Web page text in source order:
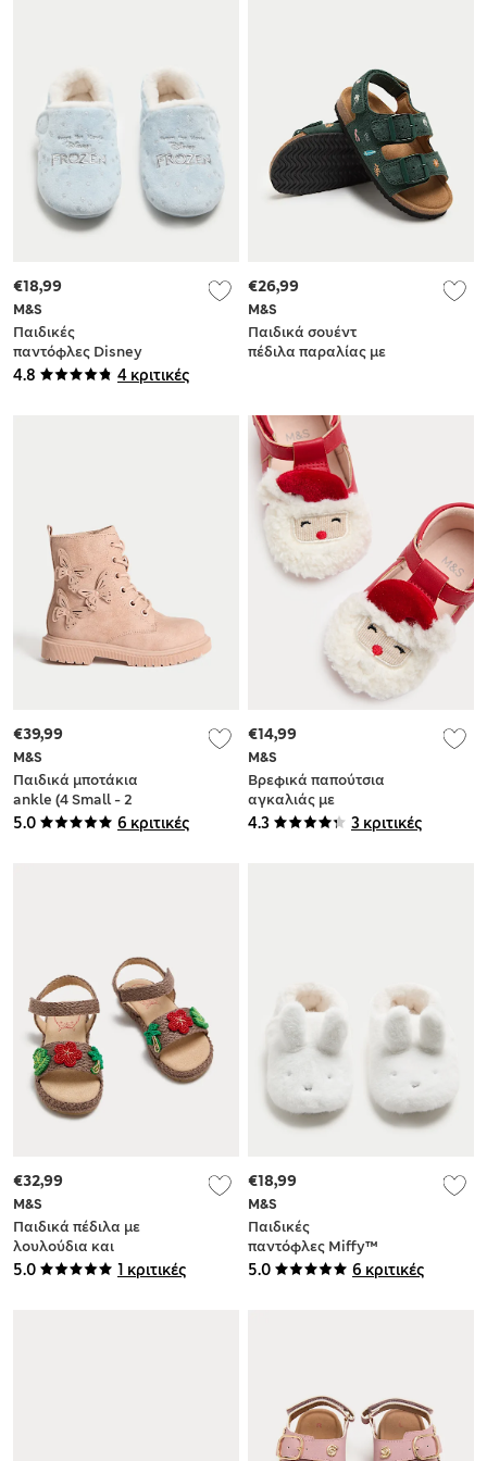
4.8 4 κριτικές
M&S
Παιδικές
παντόφλες Disney
Frozen™ με βέλκρο
€18,99
M&S
Παιδικά σουέντ
πέδιλα παραλίας με
Large)
€26,99
5.0 6 κριτικές
M&S
Παιδικά μποτάκια
ankle (4 Small - 2
Large)
€39,99
4.3 3 κριτικές
M&S
Βρεφικά παπούτσια
αγκαλιάς με
βέλκρο, μπαρέτα Τ
€14,99
5.0 1 κριτικές
M&S
Παιδικά πέδιλα με
λουλούδια και
χάντρες από raffia
€32,99
5.0 6 κριτικές
M&S
Παιδικές
παντόφλες Miffy™
(4 - 13 Small)
€18,99